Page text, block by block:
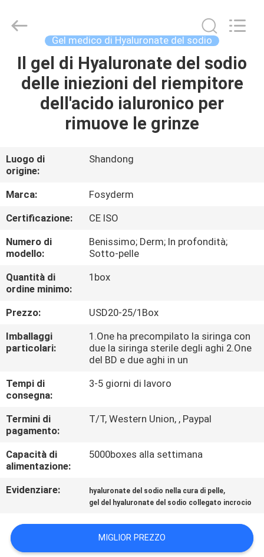
CASA.
PRODOTTI
DI
NOI
VISITA
ALLA
FABBRICA
CONTROLLO
DELLA
QUALITÀ
CASI
CHIEDI
PREVENTIVO
International
Trading
Gel medico di Hyaluronate del sodio
Il gel di Hyaluronate del sodio
delle iniezioni del riempitore
dell'acido ialuronico per
rimuove le grinze
Luogo di
origine:
Shandong
Marca:
Fosyderm
Certificazione:
CE ISO
Numero di
modello:
Benissimo; Derm; In profondità;
Sotto-pelle
Quantità di
ordine minimo:
1box
Prezzo:
USD20-25/1Box
Imballaggi
particolari:
1.One ha precompilato la siringa con
due la siringa sterile degli aghi 2.One
del BD e due aghi in un
Tempi di
consegna:
3-5 giorni di lavoro
Termini di
pagamento:
T/T, Western Union, , Paypal
Capacità di
alimentazione:
5000boxes alla settimana
Evidenziare: hyaluronate del sodio nella cura di pelle,
gel del hyaluronate del sodio collegato incrocio
MIGLIOR PREZZO